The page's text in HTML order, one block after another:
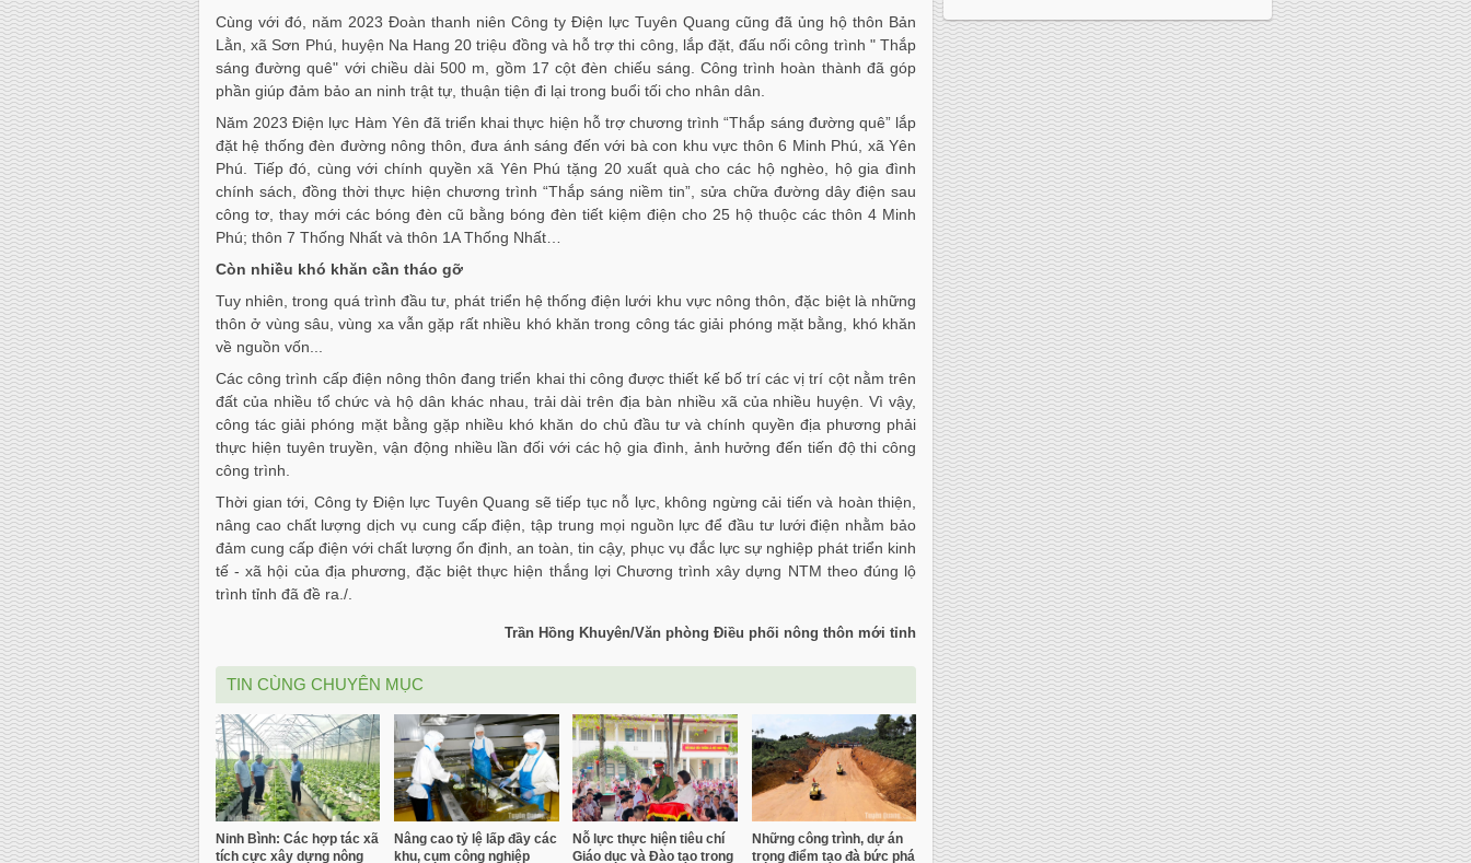
Cùng với đó, năm 2023 Đoàn thanh niên Công ty Điện lực Tuyên Quang cũng đã ủng hộ thôn Bản
Lằn, xã Sơn Phú, huyện Na Hang 20 triệu đồng và hỗ trợ thi công, lắp đặt, đấu nối công trình " Thắp
sáng đường quê" với chiều dài 500 m, gồm 17 cột đèn chiếu sáng. Công trình hoàn thành đã góp
phần giúp đảm bảo an ninh trật tự, thuận tiện đi lại trong buổi tối cho nhân dân.
Năm 2023 Điện lực Hàm Yên đã triển khai thực hiện hỗ trợ chương trình “Thắp sáng đường quê” lắp
đặt hệ thống đèn đường nông thôn, đưa ánh sáng đến với bà con khu vực thôn 6 Minh Phú, xã Yên
Phú. Tiếp đó, cùng với chính quyền xã Yên Phú tặng 20 xuất quà cho các hộ nghèo, hộ gia đình
chính sách, đồng thời thực hiện chương trình “Thắp sáng niềm tin”, sửa chữa đường dây điện sau
công tơ, thay mới các bóng đèn cũ bằng bóng đèn tiết kiệm điện cho 25 hộ thuộc các thôn 4 Minh
Phú; thôn 7 Thống Nhất và thôn 1A Thống Nhất…
Còn nhiều khó khăn cần tháo gỡ
Tuy nhiên, trong quá trình đầu tư, phát triển hệ thống điện lưới khu vực nông thôn, đặc biệt là những
thôn ở vùng sâu, vùng xa vẫn gặp rất nhiều khó khăn trong công tác giải phóng mặt bằng, khó khăn
về nguồn vốn...
Các công trình cấp điện nông thôn đang triển khai thi công được thiết kế bố trí các vị trí cột nằm trên
đất của nhiều tổ chức và hộ dân khác nhau, trải dài trên địa bàn nhiều xã của nhiều huyện. Vì vậy,
công tác giải phóng mặt bằng gặp nhiều khó khăn do chủ đầu tư và chính quyền địa phương phải
thực hiện tuyên truyền, vận động nhiều lần đối với các hộ gia đình, ảnh hưởng đến tiến độ thi công
công trình.
Thời gian tới, Công ty Điện lực Tuyên Quang sẽ tiếp tục nỗ lực, không ngừng cải tiến và hoàn thiện,
nâng cao chất lượng dịch vụ cung cấp điện, tập trung mọi nguồn lực để đầu tư lưới điện nhằm bảo
đảm cung cấp điện với chất lượng ổn định, an toàn, tin cậy, phục vụ đắc lực sự nghiệp phát triển kinh
tế - xã hội của địa phương, đặc biệt thực hiện thắng lợi Chương trình xây dựng NTM theo đúng lộ
trình tỉnh đã đề ra./.
Trần Hồng Khuyên/Văn phòng Điều phối nông thôn mới tỉnh
TIN CÙNG CHUYÊN MỤC
Ninh Bình: Các hợp tác xã
tích cực xây dựng nông
Nâng cao tỷ lệ lấp đầy các
khu, cụm công nghiệp
Nỗ lực thực hiện tiêu chí
Giáo dục và Đào tạo trong
Những công trình, dự án
trọng điểm tạo đà bức phá